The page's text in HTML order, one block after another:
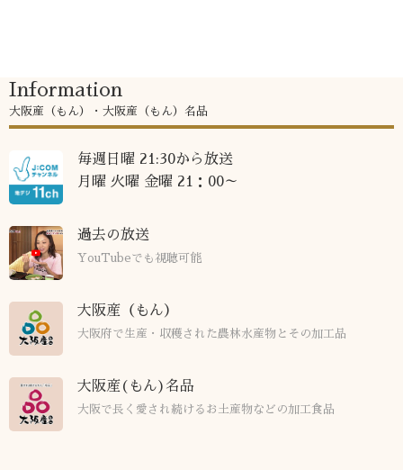
Information
大阪産（もん）・大阪産（もん）名品
毎週日曜 21:30から放送
月曜 火曜 金曜 21：00～
過去の放送
YouTubeでも視聴可能
大阪産（もん）
大阪府で生産・収穫された農林水産物とその加工品
大阪産(もん)名品
大阪で長く愛され続けるお土産物などの加工食品